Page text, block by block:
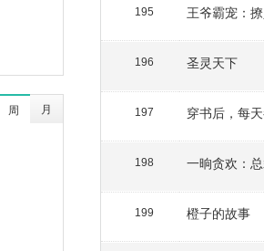
周 月
195 王爷霸宠：
196 圣灵天下
197 穿书后，每
198 一晌贪欢：
199 橙子的故事